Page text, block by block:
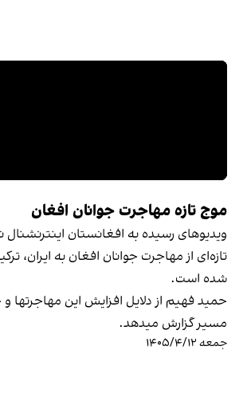
موج تازه مهاجرت جوانان افغان
ویدیوهای رسیده به افغانستان
تازه‌ای از مهاجرت جوانان افغان به ایران،
شده است.
حمید فهیم از دلایل افزایش این مهاجرتها
مسیر گزارش میدهد.
جمعه ۱۴۰۵/۴/۱۲